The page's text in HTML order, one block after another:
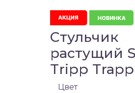
Стульчик
растущий
Tripp Trapp
Цвет